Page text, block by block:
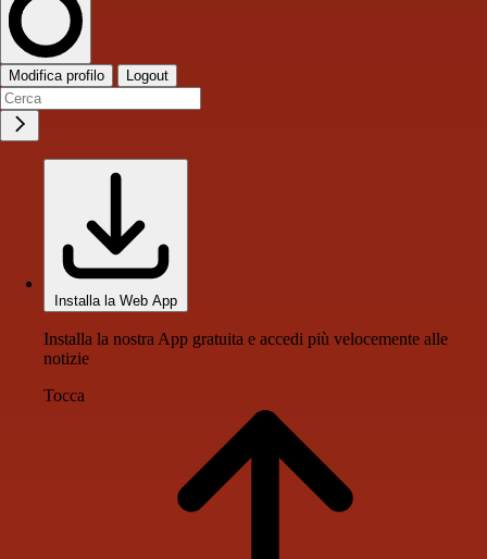
Modifica profilo Logout
Installa la Web App
Installa la nostra App gratuita e accedi più velocemente alle
notizie
Tocca